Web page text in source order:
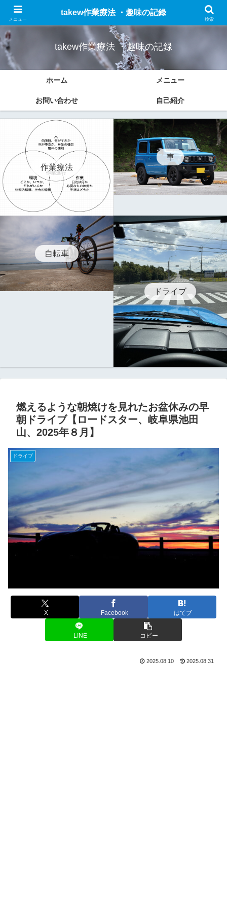
作業療法についての勉強したことのまとめと趣味(車、ドライブ、ブログなど)
takew作業療法 ・趣味の記録
ホーム メニュー
お問い合わせ 自己紹介
作業療法
車
自転車
ドライブ
燃えるような朝焼けを見れたお盆休みの早
朝ドライブ【ロードスター、岐阜県池田
山、2025年８月】
ドライブ
X Facebook はてブ
LINE コピー
2025.08.10 2025.08.31
メニュー
takew作業療法 ・趣味の記録
検索